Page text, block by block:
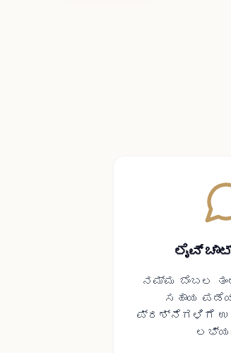
ಲೈವ್
ನಮ್ಮ ಬೆಂಬಲ
ಸಹಾಯ
ಪ್ರಶ್ನೆಗಳಿಗೆ